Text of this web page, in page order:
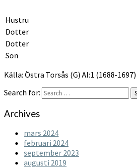
Hustru
Dotter
Dotter
Son
Källa: Östra Torsås (G) AI:1 (1688-
Search for:
Archives
mars 2024
februari 2024
september 2023
augusti 2019